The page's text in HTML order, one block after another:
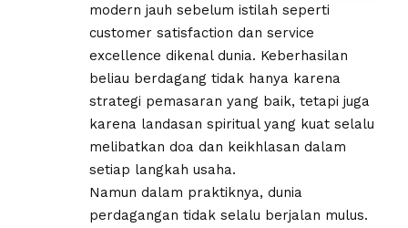
modern jauh sebelum istilah seperti
customer satisfaction dan service
excellence dikenal dunia. Keberhasilan
beliau berdagang tidak hanya karena
strategi pemasaran yang baik, tetapi juga
karena landasan spiritual yang kuat selalu
melibatkan doa dan keikhlasan dalam
setiap langkah usaha.
Namun dalam praktiknya, dunia
perdagangan tidak selalu berjalan mulus.